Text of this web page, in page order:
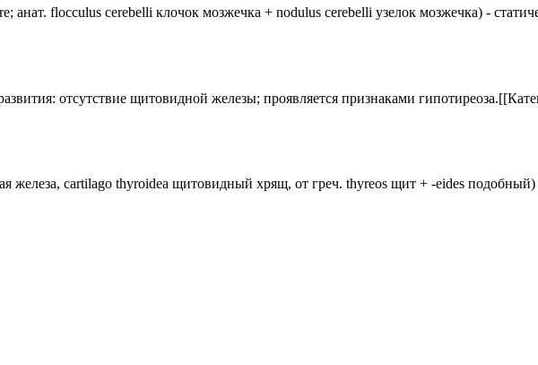
flocculus cerebelli клочок мозжечка + nodulus cerebelli узелок мозжечка) -
отсутствие щитовидной железы; проявляется признаками
железа, cartilago thyroidea щитовидный хрящ, от греч. thyreos щит + -eides подобный)